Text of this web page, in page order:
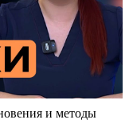
и методы